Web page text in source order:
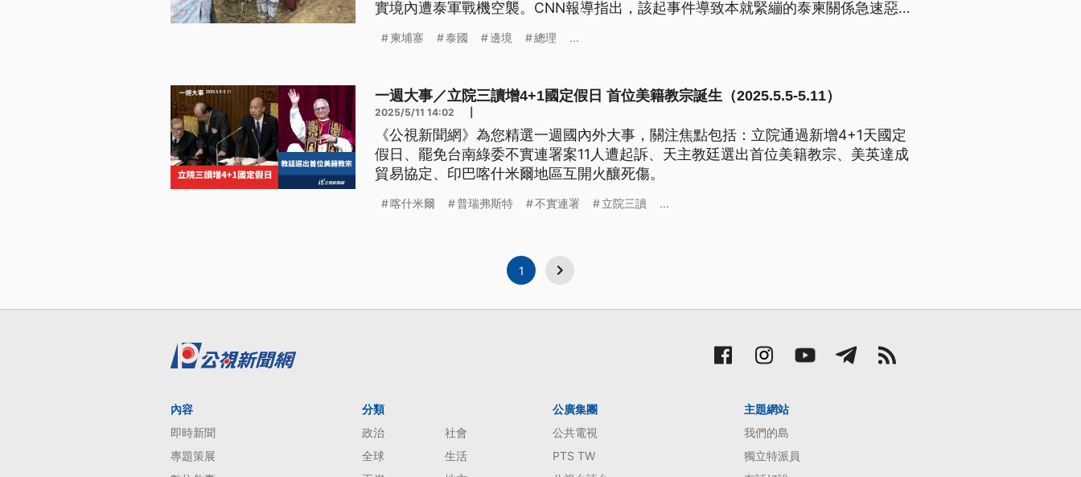
實境內遭泰軍戰機空襲。CNN報導指出，該起事件導致本就緊繃的泰柬關係急速惡
的邊境通道，並疏散衝突地區的民眾。
柬埔寨 泰國 邊境 總理 ...
一週大事／立院三讀增4+1國定假日 首位美籍教宗誕生（2025.5.5-5.11）
2025/5/11 14:02
《公視新聞網》為您精選一週國內外大事，關注焦點包括：立院通過新增4+1天國定
假日、罷免台南綠委不實連署案11人遭起訴、天主教廷選出首位美籍教宗、美英達成
貿易協定、印巴喀什米爾地區互開火釀死傷。
喀什米爾 普瑞弗斯特 不實連署 立院三讀 ...
1
內容
即時新聞
專題策展
分類
政治
社會
全球
生活
公廣集團
公共電視
PTS TW
主題網站
我們的島
獨立特派員